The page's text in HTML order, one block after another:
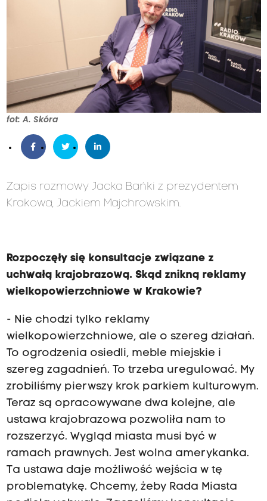
fot: A. Skóra
Zapis rozmowy Jacka Bańki z prezydentem
Krakowa, Jackiem Majchrowskim.
Rozpoczęły się konsultacje związane z
uchwałą krajobrazową. Skąd znikną reklamy
wielkopowierzchniowe w Krakowie?
- Nie chodzi tylko reklamy
wielkopowierzchniowe, ale o szereg działań.
To ogrodzenia osiedli, meble miejskie i
szereg zagadnień. To trzeba uregulować. My
zrobiliśmy pierwszy krok parkiem kulturowym.
Teraz są opracowywane dwa kolejne, ale
ustawa krajobrazowa pozwoliła nam to
rozszerzyć. Wygląd miasta musi być w
ramach prawnych. Jest wolna amerykanka.
Ta ustawa daje możliwość wejścia w tę
problematykę. Chcemy, żeby Rada Miasta